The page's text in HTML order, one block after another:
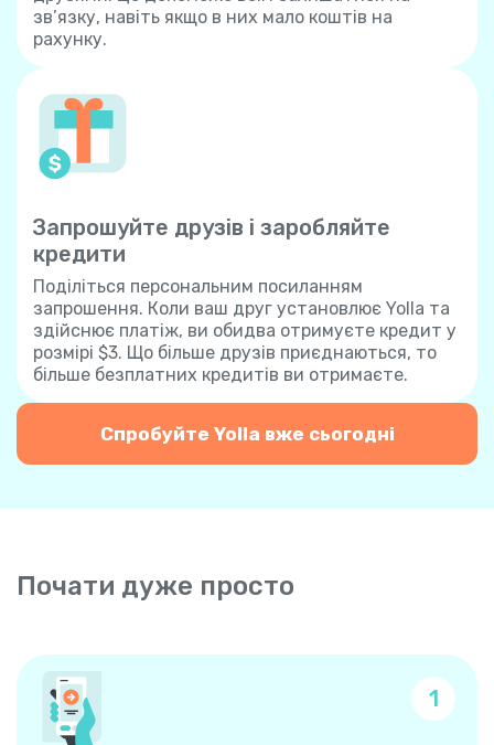
зв’язку, навіть якщо в них мало коштів на
рахунку.
Запрошуйте друзів і заробляйте
кредити
Поділіться персональним посиланням
запрошення. Коли ваш друг установлює Yolla та
здійснює платіж, ви обидва отримуєте кредит у
розмірі $3. Що більше друзів приєднаються, то
більше безплатних кредитів ви отримаєте.
Спробуйте Yolla вже сьогодні
Почати дуже просто
1